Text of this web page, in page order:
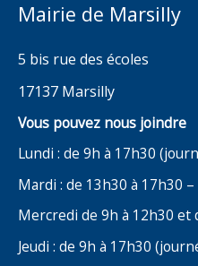
Mairie de Marsilly
5 bis rue des écoles
17137 Marsilly
Vous pouvez nous joindre
Lundi : de 9h à 17h30
Mardi : de 13h30 à 17h30
Mercredi de 9h à 12h30 et
Jeudi : de 9h à 17h30